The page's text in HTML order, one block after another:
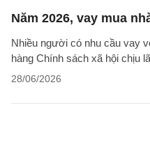
Năm 2026, vay mua
Nhiều người có nhu cầu vay
hàng Chính sách xã hội chịu
28/06/2026